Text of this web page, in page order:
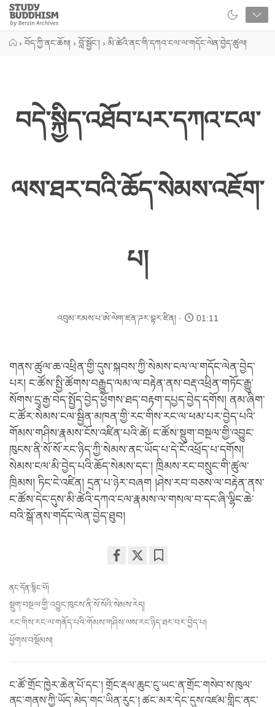
Close
Study
Buddhism
Home
› བོད་ཀྱི་ནང་ཆོས། › བློ་སྦྱོང་། › མི་ཚེའི་ནང་གི་དཀའ་ངལ་ལ་གདོང་ལེན་བྱེད་ཚུལ།
བདེ་སྐྱིད་འཐོབ་པར་དཀའ་ངལ་
ལས་ཐར་བའི་ཆོད་སེམས་འཇོག་
པ།
འབུམ་རམས་པ་ཨེ་ལེག་ཛན་ཌར་བྷར་ཛིན། 01:11
གནས་ཚུལ་ཆ་འཕྲིན་གྱི་དུས་སྐབས་ཀྱི་སེམས་ངལ་ལ་གདོང་ལེན་བྱེད་
པར། ང་ཚོས་སྤྱི་ཚོགས་བརྒྱུད་ལམ་ལ་བརྟེན་ནས་བརྡ་འཕྲིན་གཏོང་རྒྱུ་
སོགས་དྲྭ་རྒྱ་བེད་སྤྱོད་བྱེད་ཕྱོགས་ཐད་བརྟག་དཔྱད་བྱེད་དགོས། ནམ་ཞིག་
ང་ཚོར་སེམས་ངལ་སྦྱིན་མཁན་གྱི་རང་གིས་རང་ལ་ཕམ་པར་བྱེད་པའི་
གོམས་གཤིས་རྣམས་ངོས་འཛིན་པའི་ཚེ། ང་ཚོས་སྡུག་བསྔལ་གྱི་འབྱུང་
ཁུངས་ནི་སོ་སོ་རང་ཉིད་ཀྱི་སེམས་ནང་ཡོད་པ་དེ་ངོ་འཕྲོད་པ་དགོས།
སེམས་ངལ་མི་བྱེད་པའི་ཆོད་སེམས་དང་། ཁྲིམས་རང་བསྲུང་གི་ཚུལ་
ཁྲིམས། ཏིང་ངེ་འཛིན། དྲན་པ་ཉེར་བཞག །ཤེས་རབ་བཅས་ལ་བརྟེན་ནས་
ང་ཚོས་དེང་དུས་མི་ཚེའི་དཀའ་ངལ་རྣམས་ལ་གསལ་བ་དང་ཞི་ལྷིང་ཆེ་
བའི་སྒོ་ནས་གདོང་ལེན་བྱེད་ཐུབ།
facebook
ནང་དོན་སྙིང་པོ།
སྡུག་བསྔལ་གྱི་འབྱུང་ཁུངས་ནི་སོ་སོའི་སེམས་རེད།
རང་གིས་རང་ལ་གནོད་པའི་གོམས་གཤིས་ལས་རང་ཉིད་ཐར་བར་བྱེད་པ།
ཕྱོགས་བསྡོམས།
ང་ཚོ་གྲོང་ཁྱེར་ཆེན་པོ་དང་། གྲོང་རྡལ་ཆུང་ངུ་ཡང་ན་གྲོང་གསེབ་ས་ཁུལ་
ནང་གནས་ཀྱི་ཡོད་མེད་གང་ཡིན་རུང་། ཚང་མར་དེང་དུས་འཛམ་གླིང་ནང་